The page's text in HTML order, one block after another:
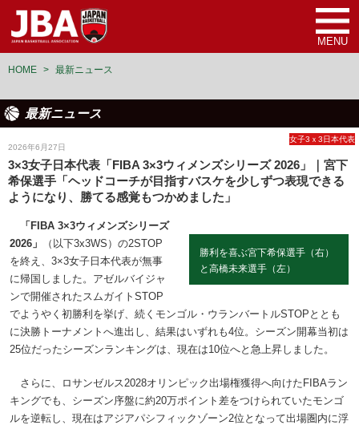
MENU
HOME > 最新ニュース
最新ニュース
2026年6月27日
女子3ｘ3日本代表
3×3女子日本代表「FIBA 3×3ウィメンズシリーズ 2026」｜宮下
希保選手「ヘッドコーチが目指すバスケを少しずつ表現できる
ようになり、勝てる感覚もつかめました」
勝利を喜ぶ宮下希保選手（右）
と高橋未来選手（左）
「FIBA 3×3ウィメンズシリーズ
2026」
（以下3x3WS）の2STOP
を終え、3×3女子日本代表が無事
に帰国しました。アゼルバイジャ
ンで開催されたスムガイトSTOP
でようやく初勝利を挙げ、続くモンゴル・ウランバートルSTOPととも
に決勝トーナメントへ進出し、結果はいずれも4位。シーズン開幕当初は
25位だったシーズンランキングは、現在は10位へと急上昇しました。
さらに、ロサンゼルス2028オリンピック出場権獲得へ向けたFIBAラン
キングでも、シーズン序盤に約20万ポイント差をつけられていたモンゴ
ルを逆転し、現在はアジアパシフィックゾーン2位となって出場圏内に浮